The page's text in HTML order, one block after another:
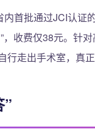
首批通过JCI认证
，收费仅38元。针
走出手术室，真